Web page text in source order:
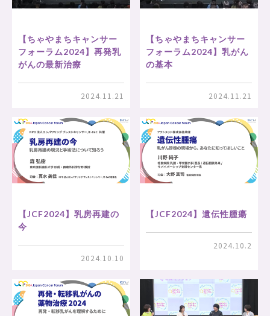
【ちゃやまちキャンサー
フォーラム2024】再発乳
がんの最新治療
2024.11.21
【ちゃやまちキャンサー
フォーラム2024】乳がん
の基本
2024.11.21
【JCF2024】乳房再建の
今
2024.10.10
【JCF2024】遺伝性腫瘍
2024.10.2